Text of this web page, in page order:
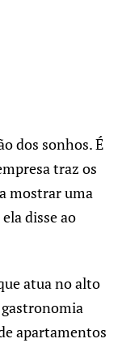
dos sonhos. É
traz os
mostrar uma
disse ao
atua no alto
gastronomia
apartamentos